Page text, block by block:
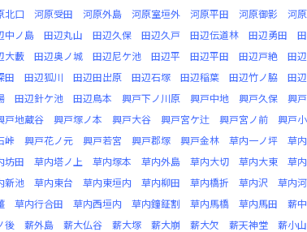
北口 河原受田 河原外島 河原室垣外 河原平田 河原御影 河
中ノ島 田辺丸山 田辺久保 田辺久戸 田辺伝道林 田辺勇田
大藪 田辺奥ノ城 田辺尼ケ池 田辺平 田辺平田 田辺戸絶 田
田 田辺狐川 田辺田出原 田辺石塚 田辺稲葉 田辺竹ノ脇 田
田辺針ケ池 田辺鳥本 興戸下ノ川原 興戸中地 興戸久保 興
戸地蔵谷 興戸塚ノ本 興戸大谷 興戸宮ケ辻 興戸宮ノ前 興戸
峠 興戸花ノ元 興戸若宮 興戸郡塚 興戸金林 草内一ノ坪 草
坊田 草内塔ノ上 草内塚本 草内外島 草内大切 草内大東 草
新池 草内東台 草内東垣内 草内柳田 草内橋折 草内沢 草内
草内行合田 草内西垣内 草内鐘鉦割 草内馬橋 草内馬田 薪
後 薪外島 薪大仏谷 薪大塚 薪大崩 薪大欠 薪天神堂 薪小山